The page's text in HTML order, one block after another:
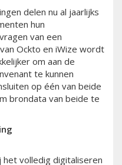
delen nu al jaarlijks
hun
van een
Ockto en iWize wordt
om aan de
te kunnen
op één van beide
brondata van beide te
volledig digitaliseren